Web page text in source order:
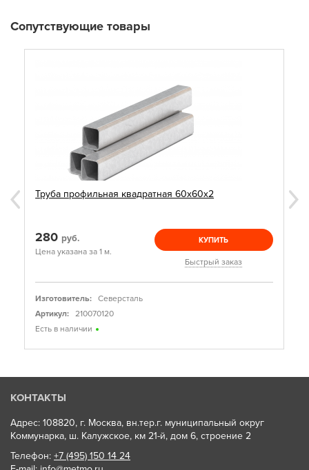
Сопутствующие товары
Труба профильная квадратная 60х60х2
280 руб.
Цена указана за 1 м.
КУПИТЬ
Быстрый заказ
Изготовитель:
Северсталь
Артикул:
210070120
Есть в наличии
КОНТАКТЫ
Адрес: 108820, г. Москва, вн.тер.г. муниципальный округ
Коммунарка, ш. Калужское, км 21-й, дом 6, строение 2
Телефон: +7 (495) 150 14 24